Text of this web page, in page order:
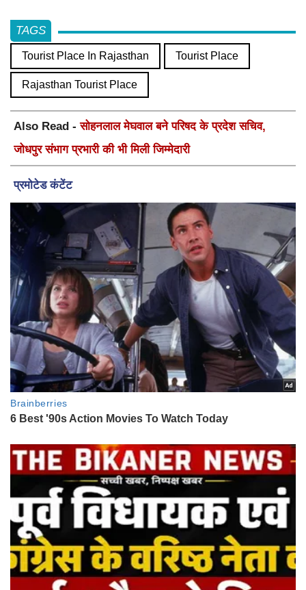
TAGS
Tourist Place In Rajasthan Tourist Place
Rajasthan Tourist Place
Also Read -सोहनलाल मेघवाल बने परिषद के प्रदेश सचिव,
जोधपुर संभाग प्रभारी की भी मिली जिम्मेदारी